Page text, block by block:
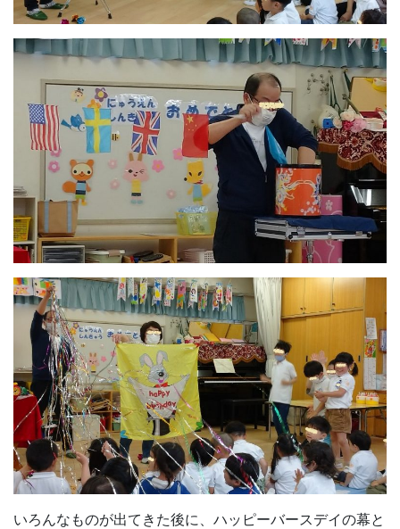
いろんなものが出てきた後に、ハッピーバースデイの幕と